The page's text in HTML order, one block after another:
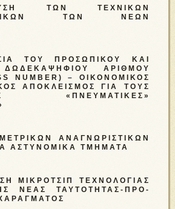
ΤΩΝ ΤΕΧΝΙΚΏΝ
ΤΩΝ ΝΈΩΝ
ΤΟΥ ΠΡΟΣΩΠΙΚΟΎ ΚΑΙ
ΑΡΙΘΜΟΎ
NUMBER) – ΟΙΚΟΝΟΜΙΚΌΣ
ΑΠΟΚΛΕΙΣΜΌΣ ΓΙΑ ΤΟΥΣ
«ΠΝΕΥΜΑΤΙΚΈΣ»
ΑΝΑΓΝΩΡΙΣΤΙΚΏΝ
ΑΣΤΥΝΟΜΙΚΆ ΤΜΉΜΑΤΑ
ΜΙΚΡΟΤΣΊΠ ΤΕΧΝΟΛΟΓΊΑΣ
ΝΈΑΣ ΤΑΥΤΌΤΗΤΑΣ-ΠΡΟ-